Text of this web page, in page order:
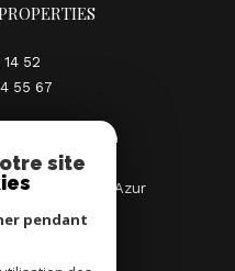
52
55 67
properties.com
Palais Rives d'Azur
site
pendant